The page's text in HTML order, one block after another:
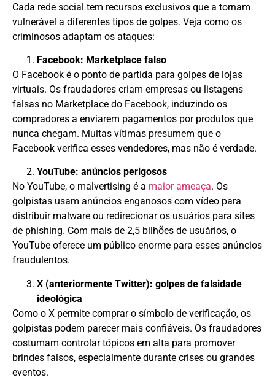
Cada rede social tem recursos exclusivos que a tornam
vulnerável a diferentes tipos de golpes. Veja como os
criminosos adaptam os ataques:
Facebook: Marketplace falso
O Facebook é o ponto de partida para golpes de lojas
virtuais. Os fraudadores criam empresas ou listagens
falsas no Marketplace do Facebook, induzindo os
compradores a enviarem pagamentos por produtos que
nunca chegam. Muitas vítimas presumem que o
Facebook verifica esses vendedores, mas não é verdade.
YouTube: anúncios perigosos
No YouTube, o malvertising é a maior ameaça. Os
golpistas usam anúncios enganosos com vídeo para
distribuir malware ou redirecionar os usuários para sites
de phishing. Com mais de 2,5 bilhões de usuários, o
YouTube oferece um público enorme para esses anúncios
fraudulentos.
X (anteriormente Twitter): golpes de falsidade
ideológica
Como o X permite comprar o símbolo de verificação, os
golpistas podem parecer mais confiáveis. Os fraudadores
costumam controlar tópicos em alta para promover
brindes falsos, especialmente durante crises ou grandes
eventos.